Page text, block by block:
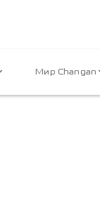
Мир Changan